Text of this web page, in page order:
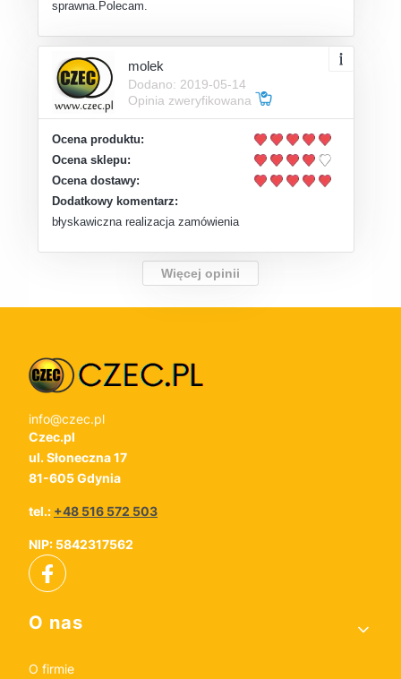
sprawna.Polecam.
molek
Dodano: 2019-05-14
Opinia zweryfikowana
Ocena produktu:
Ocena sklepu:
Ocena dostawy:
Dodatkowy komentarz:
błyskawiczna realizacja zamówienia
Więcej opinii
info@czec.pl
Czec.pl
ul. Słoneczna 17
81-605 Gdynia
tel.: +48 516 572 503
NIP: 5842317562
Linki w stopce
O nas
O firmie